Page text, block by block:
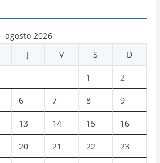
agosto 2026
J V S D
1 2
6 7 8 9
13 14 15 16
20 21 22 23